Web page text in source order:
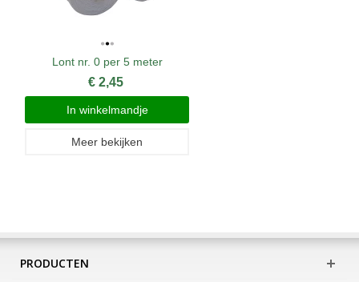
Lont nr. 0 per 5 meter
€ 2,45
In winkelmandje
Meer bekijken
PRODUCTEN